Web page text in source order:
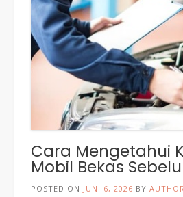
Cara Mengetahui
Mobil Bekas
POSTED ON JUNI 6, 2026 BY